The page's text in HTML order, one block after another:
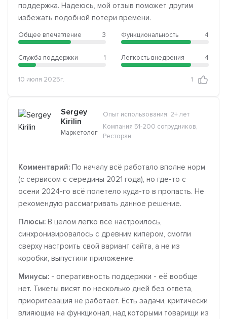
поддержка. Надеюсь, мой отзыв поможет другим
избежать подобной потери времени.
Общее впечатление 3
Служба поддержки 1
Функциональность 4
Легкость внедрения 4
10 июля 2025г. 1
Sergey
Kirilin
Маркетолог
Опыт использования: 2+ лет
Компания 51-200 сотрудников,
Ресторан
Комментарий: По началу всё работало вполне норм
(с сервисом с середины 2021 года), но где-то с
осени 2024-го всё полетело куда-то в пропасть. Не
рекомендую рассматривать данное решение.
Плюсы: В целом легко всё настроилось,
синхронизировалось с древним кипером, смогли
сверху настроить свой вариант сайта, а не из
коробки, выпустили приложение.
Минусы: - оперативность поддержки - её вообще
нет. Тикеты висят по несколько дней без ответа,
приоритезация не работает. Есть задачи, критически
влияющие на функционал, над которыми товарищи из